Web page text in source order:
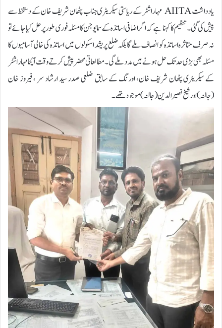
یادداشت AIITA مہاراشٹر کے ریاستی سیکریٹری جناب پٹھان شریف خان کے دستخط سے
پیش کی گئی۔ تنظیم کا کہنا ہے کہ اگر اضافی اساتذہ کے سمایوجن کا مسئلہ فوری طور پر حل کیا جائے تو
نہ صرف متاثرہ اساتذہ کو انصاف ملے گا بلکہ ضلع پریشد اسکولوں میں اساتذہ کی خالی آسامیوں کا
مسئلہ بھی بڑی حد تک حل ہونے میں مدد ملے گی۔مطالعاتی محضر پیش کرتے وقت آیٔٹا مہاراشٹر
کے سیکریٹری پٹھان شریف خان، اورنگ کے سابق ضلعی صدر سید ارشاد سر ، فیروز خان
(جالنہ) اور شیخ نصیرالدین (جالنہ) موجود تھے۔